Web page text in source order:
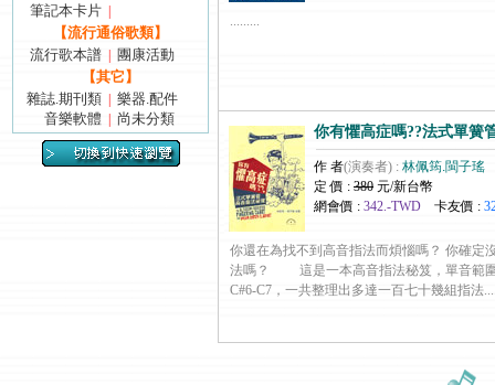
筆記本卡片
【流行通俗歌類】
流行歌本譜
團康活動
【其它】
雜誌.期刊類
樂器.配件
音樂軟體
尚未分類
.........
你有懼高症嗎??法式單簧
作 者(演奏者) : 林佩筠.閩子瑤
定 價 : 380 元/新台幣
網會價 : 342.-TWD 卡友價 :
你還在為找不到高音指法而煩惱嗎？ 你確定
法嗎？ 這是一本高音指法秘笈，單音範圍
C#6-C7，一共整理出多達一百七十幾組指法